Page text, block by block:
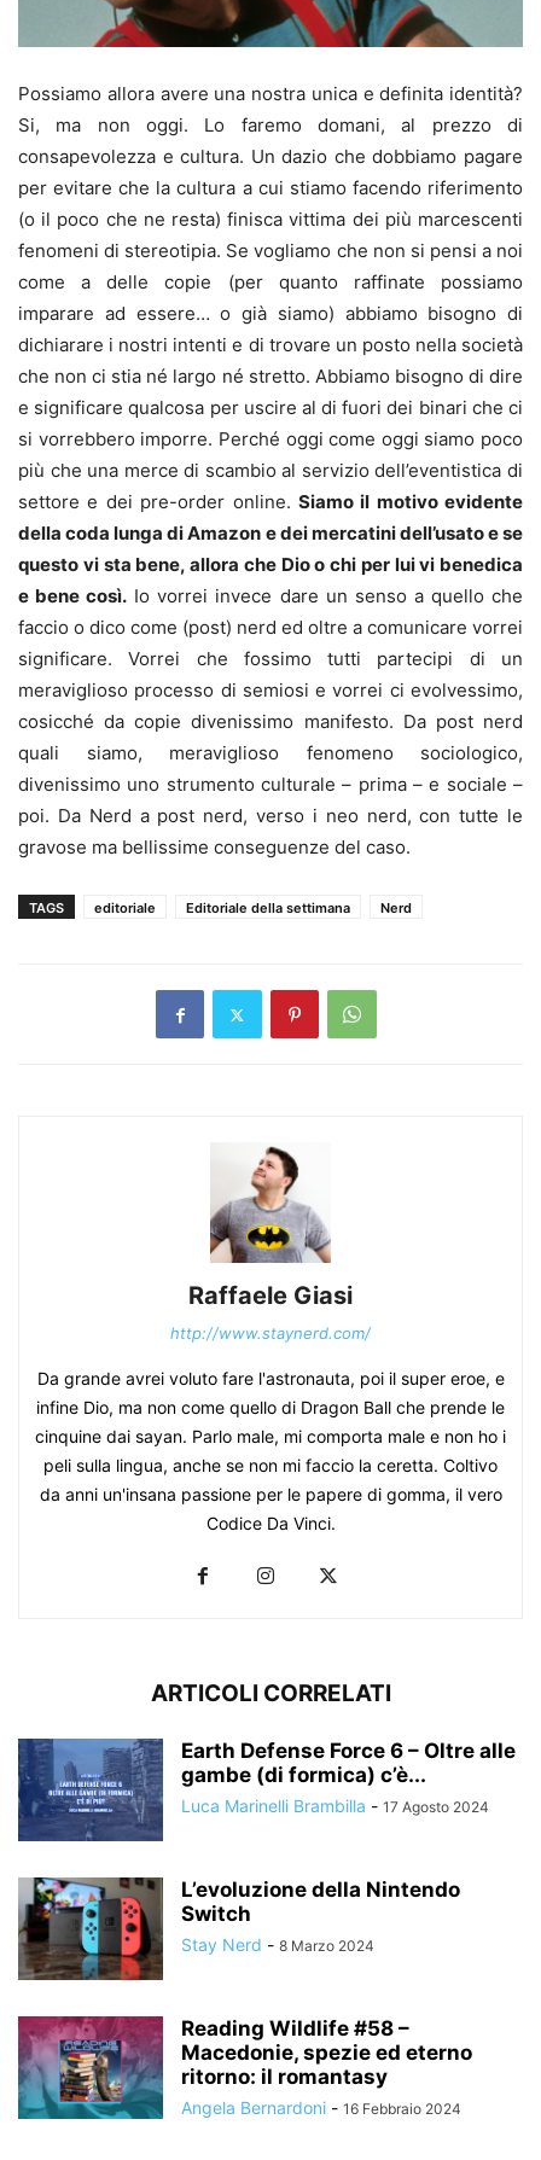
Possiamo allora avere una nostra unica e definita identità?
Si, ma non oggi. Lo faremo domani, al prezzo di
consapevolezza e cultura. Un dazio che dobbiamo pagare
per evitare che la cultura a cui stiamo facendo riferimento
(o il poco che ne resta) finisca vittima dei più marcescenti
fenomeni di stereotipia. Se vogliamo che non si pensi a noi
come a delle copie (per quanto raffinate possiamo
imparare ad essere… o già siamo) abbiamo bisogno di
dichiarare i nostri intenti e di trovare un posto nella società
che non ci stia né largo né stretto. Abbiamo bisogno di dire
e significare qualcosa per uscire al di fuori dei binari che ci
si vorrebbero imporre. Perché oggi come oggi siamo poco
più che una merce di scambio al servizio dell’eventistica di
settore e dei pre-order online. Siamo il motivo evidente
della coda lunga di Amazon e dei mercatini dell’usato e se
questo vi sta bene, allora che Dio o chi per lui vi benedica
e bene così. Io vorrei invece dare un senso a quello che
faccio o dico come (post) nerd ed oltre a comunicare vorrei
significare. Vorrei che fossimo tutti partecipi di un
meraviglioso processo di semiosi e vorrei ci evolvessimo,
cosicché da copie divenissimo manifesto. Da post nerd
quali siamo, meraviglioso fenomeno sociologico,
divenissimo uno strumento culturale – prima – e sociale –
poi. Da Nerd a post nerd, verso i neo nerd, con tutte le
gravose ma bellissime conseguenze del caso.
TAGS editoriale Editoriale della settimana Nerd
Raffaele Giasi
http://www.staynerd.com/
Da grande avrei voluto fare l'astronauta, poi il super eroe, e
infine Dio, ma non come quello di Dragon Ball che prende le
cinquine dai sayan. Parlo male, mi comporta male e non ho i
peli sulla lingua, anche se non mi faccio la ceretta. Coltivo
da anni un'insana passione per le papere di gomma, il vero
Codice Da Vinci.
ARTICOLI CORRELATI
Earth Defense Force 6 – Oltre alle
gambe (di formica) c’è...
Luca Marinelli Brambilla - 17 Agosto 2024
L’evoluzione della Nintendo
Switch
Stay Nerd - 8 Marzo 2024
Reading Wildlife #58 –
Macedonie, spezie ed eterno
ritorno: il romantasy
Angela Bernardoni - 16 Febbraio 2024